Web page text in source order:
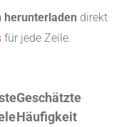
herunterladen direkt
für jede Zeile.
Geschätzte
Häufigkeit